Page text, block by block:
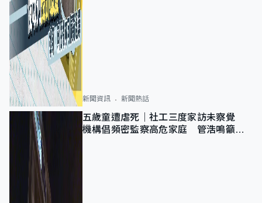
新聞資訊 新聞熱話
五歲童遭虐死｜社工三度家訪未察覺
機構倡頻密監察高危家庭 管浩鳴籲加